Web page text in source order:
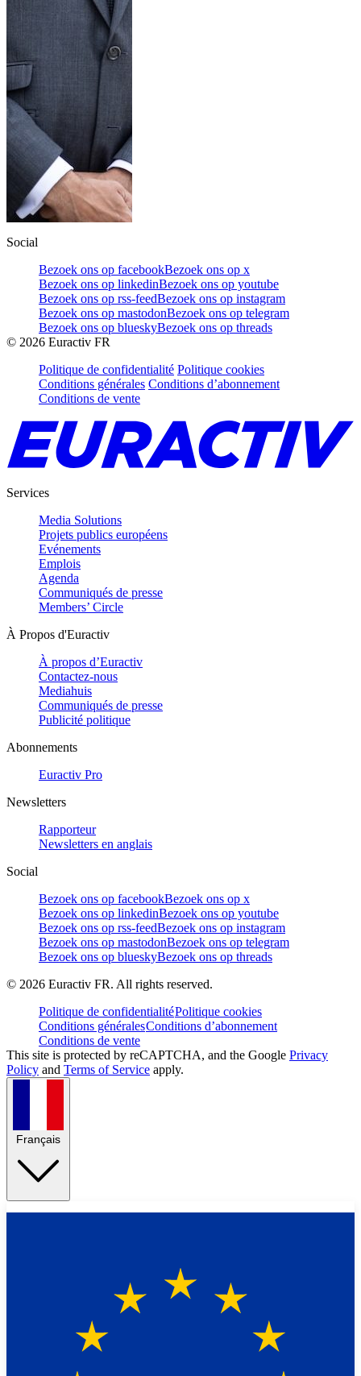
Social
Bezoek ons op facebookBezoek ons op x
Bezoek ons op linkedinBezoek ons op youtube
Bezoek ons op rss-feedBezoek ons op instagram
Bezoek ons op mastodonBezoek ons op telegram
Bezoek ons op blueskyBezoek ons op threads
© 2026 Euractiv FR
Politique de confidentialité Politique cookies
Conditions générales Conditions d’abonnement
Conditions de vente
Services
Media Solutions
Projets publics européens
Evénements
Emplois
Agenda
Communiqués de presse
Members’ Circle
À Propos d'Euractiv
À propos d’Euractiv
Contactez-nous
Mediahuis
Communiqués de presse
Publicité politique
Abonnements
Euractiv Pro
Newsletters
Rapporteur
Newsletters en anglais
Social
Bezoek ons op facebookBezoek ons op x
Bezoek ons op linkedinBezoek ons op youtube
Bezoek ons op rss-feedBezoek ons op instagram
Bezoek ons op mastodonBezoek ons op telegram
Bezoek ons op blueskyBezoek ons op threads
© 2026 Euractiv FR. All rights reserved.
Politique de confidentialitéPolitique cookies
Conditions généralesConditions d’abonnement
Conditions de vente
This site is protected by reCAPTCHA, and the Google Privacy
Policy and Terms of Service apply.
Français